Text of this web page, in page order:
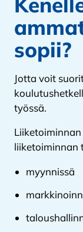
sopii?
Jotta voit
työssä.
liiketoiminnan
myynnissä